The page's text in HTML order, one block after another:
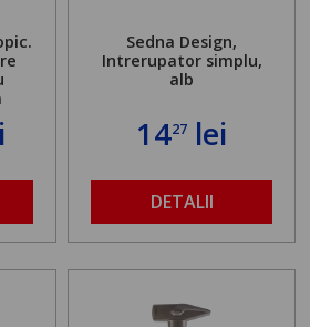
Sedna Design,
Intrerupator simplu,
alb
1427 lei
DETALII